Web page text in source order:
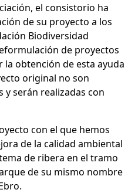
el consistorio ha
de su proyecto a los
Biodiversidad
de proyectos
la obtención de esta ayuda
original no son
y serán realizadas con
con el que hemos
de la calidad ambiental
de ribera en el tramo
de su mismo nombre